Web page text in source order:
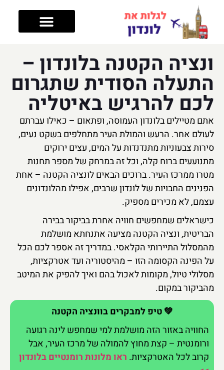
ונציה הקטנה בלונדון –
התעלה הסודית שתגרום
לכם להרגיש באיטליה
אתם מטיילים בלונדון העמוסה, ופתאום – כאילו עברתם
לעולם אחר. הרעש והמולת העיר מתחלפים בשקט נעים,
סירות צבעוניות מתנדנדות על המים, עצים ירוקים
מתנועעים ברוח קלה, וכל זה במרחק של מספר תחנות
מטרו ממרכז העיר. ברוכים הבאים לונציה הקטנה – אחת
הפנינים החבויות של לונדון שרבים, אפילו מהלונדונים
עצמם, לא מכירים מספיק.
כישראלים שמחפשים חוויה אחרת בביקור בבירה
הבריטית, ונציה הקטנה מציעה אתנחתא מושלמת
מהמסלול התיירותי הקלאסי. במדריך זה אספר לכם הכל
על הפינה הקסומה הזו – מהיסטוריה ועד אטרקציות,
מסלולי טיול, מקומות לאכול בהם ואיך להפיק את המיטב
מהביקור במקום.
💚 טיפ למבקרים בוונציה הקטנה
החוויה באזור הזה מושלמת למי שמחפש לינה רגועה
ורומנטית – קצת מחוץ להמולה של מרכז העיר, אבל
קרוב לכל האטרקציות. ראו מלונות רומנטיים בלונדון